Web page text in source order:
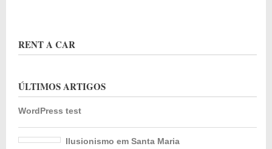
RENT A CAR
ÚLTIMOS ARTIGOS
WordPress test
Ilusionismo em Santa Maria